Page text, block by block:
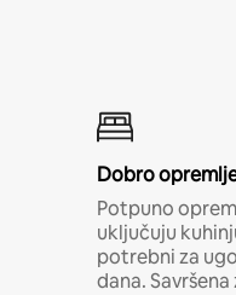
Dobro
Potpuno
uključuju
potrebni za
dana.